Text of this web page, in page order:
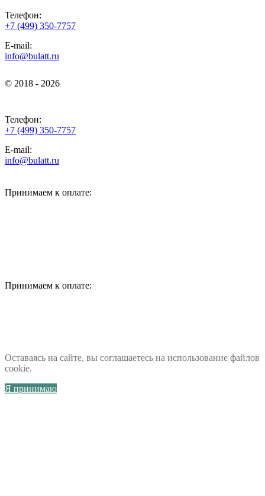
Телефон:
+7 (499) 350-7757
E-mail:
info@bulatt.ru
© 2018 - 2026
Телефон:
+7 (499) 350-7757
E-mail:
info@bulatt.ru
Принимаем к оплате:
Принимаем к оплате:
Оставаясь на сайте, вы соглашаетесь на использование файлов
cookie.
Я принимаю